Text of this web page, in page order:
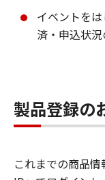
イベントを
済・申込状
製品登録の
これまでの商品